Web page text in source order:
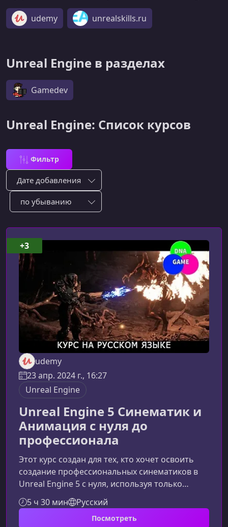
udemy unrealskills.ru
Unreal Engine в разделах
Gamedev
Unreal Engine: Список курсов
Фильтр
Сортировка по:
Сотировать по:
udemy
23 апр. 2024 г., 16:27
Unreal Engine
Unreal Engine 5 Синематик и
Анимация с нуля до
профессионала
Этот курс создан для тех, кто хочет освоить
создание профессиональных синематиков в
Unreal Engine 5 с нуля, используя только
бесплатные ресурсы и практические
инструменты. Вы шаг за шагом пройдёте весь
путь — от пустого проекта до финального
5 ч 30 мин Русский
Посмотреть
+3